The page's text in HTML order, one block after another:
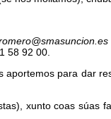
58 92 00.
para dar
xunto coas súas